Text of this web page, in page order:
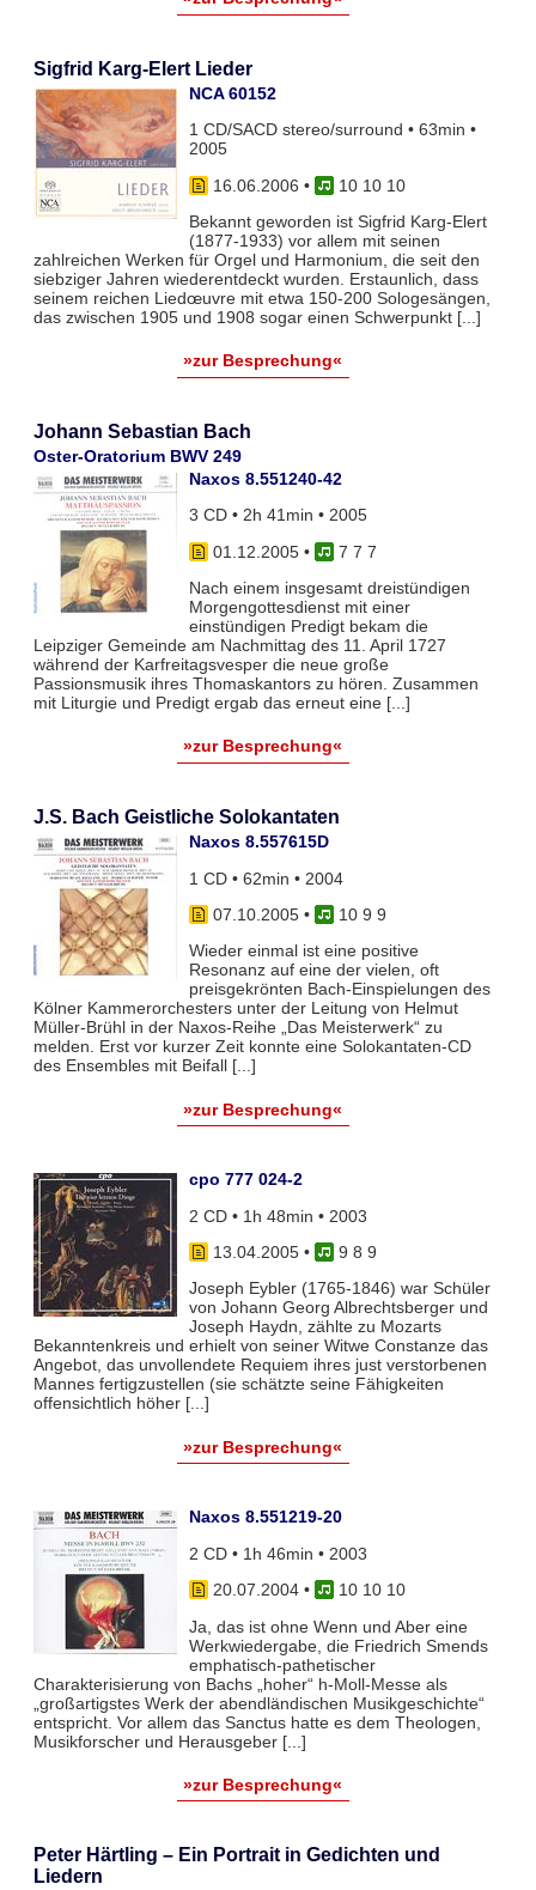
Sigfrid Karg-Elert Lieder
NCA 60152
1 CD/SACD stereo/surround • 63min •
2005
16.06.2006 •
10 10 10
Bekannt geworden ist Sigfrid Karg-Elert
(1877-1933) vor allem mit seinen
zahlreichen Werken für Orgel und Harmonium, die seit den
siebziger Jahren wiederentdeckt wurden. Erstaunlich, dass
seinem reichen Liedœuvre mit etwa 150-200 Sologesängen,
das zwischen 1905 und 1908 sogar einen Schwerpunkt [...]
»zur Besprechung«
Johann Sebastian Bach
Oster-Oratorium BWV 249
Naxos 8.551240-42
3 CD • 2h 41min • 2005
01.12.2005•
7 7 7
Nach einem insgesamt dreistündigen
Morgengottesdienst mit einer
einstündigen Predigt bekam die
Leipziger Gemeinde am Nachmittag des 11. April 1727
während der Karfreitagsvesper die neue große
Passionsmusik ihres Thomaskantors zu hören. Zusammen
mit Liturgie und Predigt ergab das erneut eine [...]
»zur Besprechung«
J.S. Bach Geistliche Solokantaten
Naxos 8.557615D
1 CD • 62min • 2004
07.10.2005•
10 9 9
Wieder einmal ist eine positive
Resonanz auf eine der vielen, oft
preisgekrönten Bach-Einspielungen des
Kölner Kammerorchesters unter der Leitung von Helmut
Müller-Brühl in der Naxos-Reihe „Das Meisterwerk“ zu
melden. Erst vor kurzer Zeit konnte eine Solokantaten-CD
des Ensembles mit Beifall [...]
»zur Besprechung«
cpo 777 024-2
2 CD • 1h 48min • 2003
13.04.2005•
9 8 9
Joseph Eybler (1765-1846) war Schüler
von Johann Georg Albrechtsberger und
Joseph Haydn, zählte zu Mozarts
Bekanntenkreis und erhielt von seiner Witwe Constanze das
Angebot, das unvollendete Requiem ihres just verstorbenen
Mannes fertigzustellen (sie schätzte seine Fähigkeiten
offensichtlich höher [...]
»zur Besprechung«
Naxos 8.551219-20
2 CD • 1h 46min • 2003
20.07.2004•
10 10 10
Ja, das ist ohne Wenn und Aber eine
Werkwiedergabe, die Friedrich Smends
emphatisch-pathetischer
Charakterisierung von Bachs „hoher“ h-Moll-Messe als
„großartigstes Werk der abendländischen Musikgeschichte“
entspricht. Vor allem das Sanctus hatte es dem Theologen,
Musikforscher und Herausgeber [...]
»zur Besprechung«
Peter Härtling – Ein Portrait in Gedichten und
Liedern